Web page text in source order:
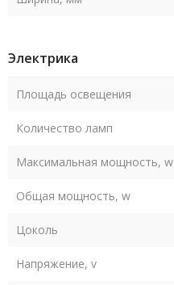
Электрика
Площадь освещения
Количество ламп
Максимальная мощность, w
Общая мощность, w
Цоколь
Напряжение, v